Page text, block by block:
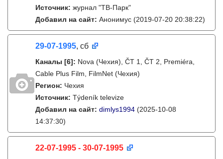
Источник: журнал "ТВ-Парк"
Добавил на сайт: Анонимус (2019-07-20 20:38:22)
29-07-1995, сб
Каналы [6]: Nova (Чехия), ČT 1, ČT 2, Premiéra,
Cable Plus Film, FilmNet (Чехия)
Регион: Чехия
Источник: Týdeník televize
Добавил на сайт: dimlys1994 (2025-10-08
14:37:30)
22-07-1995 - 30-07-1995